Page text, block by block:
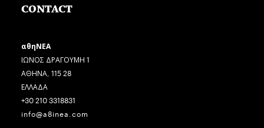
CONTACT
αθηΝΕΑ
ΙΩΝΟΣ ΔΡΑΓΟΥΜΗ 1
ΑΘΗΝΑ, 115 28
ΕΛΛΑΔΑ
+30 210 3318831
info@a8inea.com